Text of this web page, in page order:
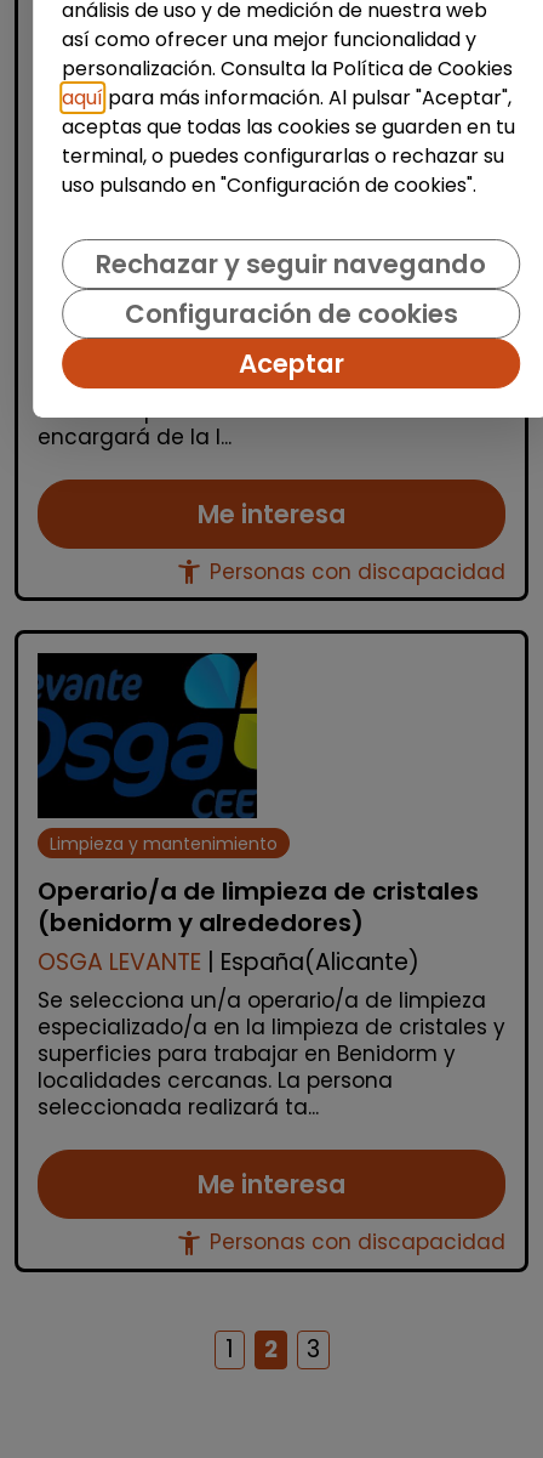
Limpieza y mantenimiento
alicante)
| España(Alicante)
Se selecciona un/a operario/a de limpieza
para cubrir las vacaciones del personal de
limpieza en el CEIP San Antón, situado en
Pinoso. La persona seleccionada se
encargará de la l...
Me interesa
accessibility_new Personas con discapacidad
Limpieza y mantenimiento
Operario/a de limpieza de cristales
(benidorm y alrededores)
OSGA LEVANTE | España(Alicante)
Se selecciona un/a operario/a de limpieza
especializado/a en la limpieza de cristales y
superficies para trabajar en Benidorm y
localidades cercanas. La persona
seleccionada realizará ta...
Me interesa
accessibility_new Personas con discapacidad
1 2 3
análisis de uso y de medición de nuestra web
así como ofrecer una mejor funcionalidad y
personalización. Consulta la Política de Cookies
aquí para más información. Al pulsar "Aceptar",
aceptas que todas las cookies se guarden en tu
terminal, o puedes configurarlas o rechazar su
uso pulsando en "Configuración de cookies".
Rechazar y seguir navegando
Configuración de cookies
Aceptar